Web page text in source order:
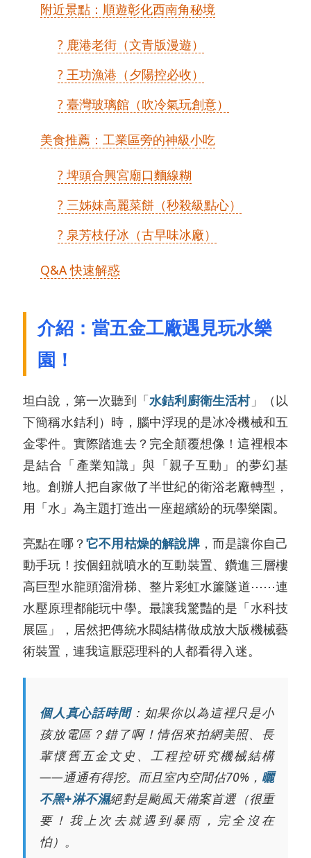
附近景點：順遊彰化西南角秘境
? 鹿港老街（文青版漫遊）
? 王功漁港（夕陽控必收）
? 臺灣玻璃館（吹冷氣玩創意）
美食推薦：工業區旁的神級小吃
? 埤頭合興宮廟口麵線糊
? 三姊妹高麗菜餅（秒殺級點心）
? 泉芳枝仔冰（古早味冰廠）
Q&A 快速解惑
介紹：當五金工廠遇見玩水樂
園！
坦白說，第一次聽到「水銡利廚衛生活村」（以
下簡稱水銡利）時，腦中浮現的是冰冷機械和五
金零件。實際踏進去？完全顛覆想像！這裡根本
是結合「產業知識」與「親子互動」的夢幻基
地。創辦人把自家做了半世紀的衛浴老廠轉型，
用「水」為主題打造出一座超繽紛的玩學樂園。
亮點在哪？ 它不用枯燥的解說牌，而是讓你自己
動手玩！按個鈕就噴水的互動裝置、鑽進三層樓
高巨型水龍頭溜滑梯、整片彩虹水簾隧道⋯⋯連
水壓原理都能玩中學。最讓我驚豔的是「水科技
展區」，居然把傳統水閥結構做成放大版機械藝
術裝置，連我這厭惡理科的人都看得入迷。
個人真心話時間：如果你以為這裡只是小
孩放電區？錯了啊！情侶來拍網美照、長
輩懷舊五金文史、工程控研究機械結構
——通通有得挖。而且室內空間佔70%， 曬
不黑+淋不濕絕對是颱風天備案首選（很重
要！我上次去就遇到暴雨，完全沒在
怕）。